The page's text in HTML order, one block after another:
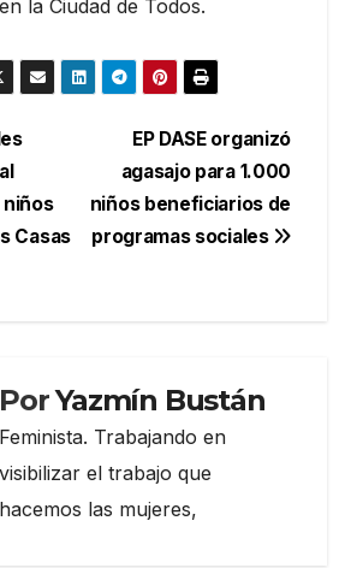
la Ciudad de Todos.
EP DASE organizó
agasajo para 1.000
niños beneficiarios de
programas sociales
niños
Casas
PorYazmín Bustán
Feminista. Trabajando en
visibilizar el trabajo que
hacemos las mujeres,